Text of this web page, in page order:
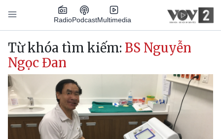
Nhảy đến nội dung
RadioPodcastMultimedia
Main navigation
Từ khóa tìm kiếm: BS Nguyễn
Ngọc Đan